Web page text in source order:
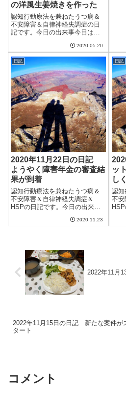
の洋風生姜焼きを作った
認知行動療法を兼ねたうつ病＆
不安障害＆自律神経失調症の日
記です。今日の出来事今日は朝
ゆでもないのにこんなに雨ばか
りでは憂鬱。最近は寝ている間
に毎日2回起きている。1時～2時
くらいと4時ごろに1回ずつ。つ
まり3時間...
2020.05.20
日記
2020年11月22日の日記
ようやく障害年金の審査結
果が到着
認知行動療法を兼ねたうつ病＆
不安障害＆自律神経失調症＆
HSPの日記です。今日の出来事
って暖かく、11月下旬とは思え
れてもいい気も...
2020.11.23
日記
ッ
し
認知
不安
っ
2022年11月
2022年11月15日の日記 新たな案件が
タート
コメント